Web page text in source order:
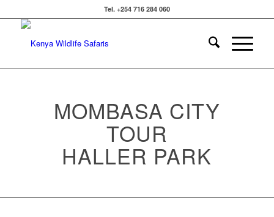
Tel. +254 716 284 060
MOMBASA CITY
TOUR
HALLER PARK